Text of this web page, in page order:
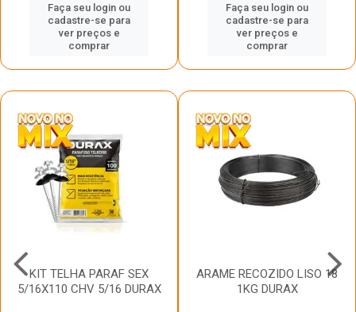
Faça seu login ou
cadastre-se para
ver preços e
comprar
Faça seu login ou
cadastre-se para
ver preços e
comprar
KIT TELHA PARAF SEX
5/16X110 CHV 5/16 DURAX
ARAME RECOZIDO LISO 18
1KG DURAX